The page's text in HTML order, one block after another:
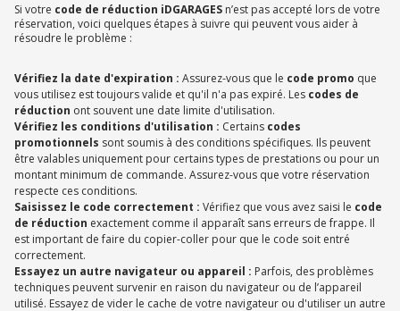
Si votre code de réduction iDGARAGES n’est pas accepté lors de votre
réservation, voici quelques étapes à suivre qui peuvent vous aider à
résoudre le problème :
Vérifiez la date d'expiration : Assurez-vous que le code promo que
vous utilisez est toujours valide et qu'il n'a pas expiré. Les codes de
réduction ont souvent une date limite d'utilisation.
Vérifiez les conditions d'utilisation : Certains codes
promotionnels sont soumis à des conditions spécifiques. Ils peuvent
être valables uniquement pour certains types de prestations ou pour un
montant minimum de commande. Assurez-vous que votre réservation
respecte ces conditions.
Saisissez le code correctement : Vérifiez que vous avez saisi le code
de réduction exactement comme il apparaît sans erreurs de frappe. Il
est important de faire du copier-coller pour que le code soit entré
correctement.
Essayez un autre navigateur ou appareil : Parfois, des problèmes
techniques peuvent survenir en raison du navigateur ou de l’appareil
utilisé. Essayez de vider le cache de votre navigateur ou d'utiliser un autre